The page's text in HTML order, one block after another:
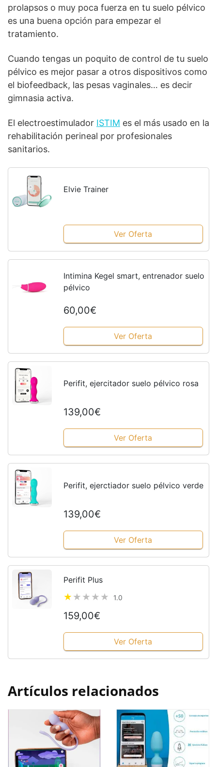
prolapsos o muy poca fuerza en tu suelo pélvico
es una buena opción para empezar el
tratamiento.
Cuando tengas un poquito de control de tu suelo
pélvico es mejor pasar a otros dispositivos como
el biofeedback, las pesas vaginales… es decir
gimnasia activa.
El electroestimulador ISTIM es el más usado en la
rehabilitación perineal por profesionales
sanitarios.
Elvie Trainer
Ver Oferta
Intimina Kegel smart, entrenador suelo
pélvico
60,00€
Ver Oferta
Perifit, ejercitador suelo pélvico rosa
139,00€
Ver Oferta
Perifit, ejerctiador suelo pélvico verde
139,00€
Ver Oferta
Perifit Plus
1.0
159,00€
Ver Oferta
Artículos relacionados